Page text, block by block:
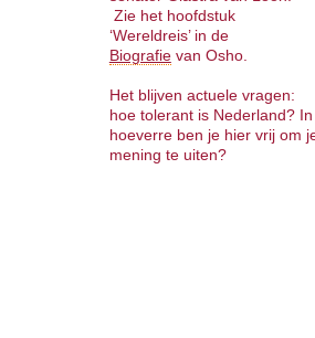
Zie het hoofdstuk
‘Wereldreis’ in de
Biografievan Osho.
Het blijven actuele vragen:
hoe tolerant is Nederland? In
hoeverre ben je hier vrij om
mening te uiten?